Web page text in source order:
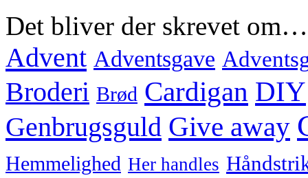
Det bliver der skrevet om…
Advent Adventsgave
Broderi Brød Cardigan DIY
Genbrugsguld Give away
Hemmelighed Her handles